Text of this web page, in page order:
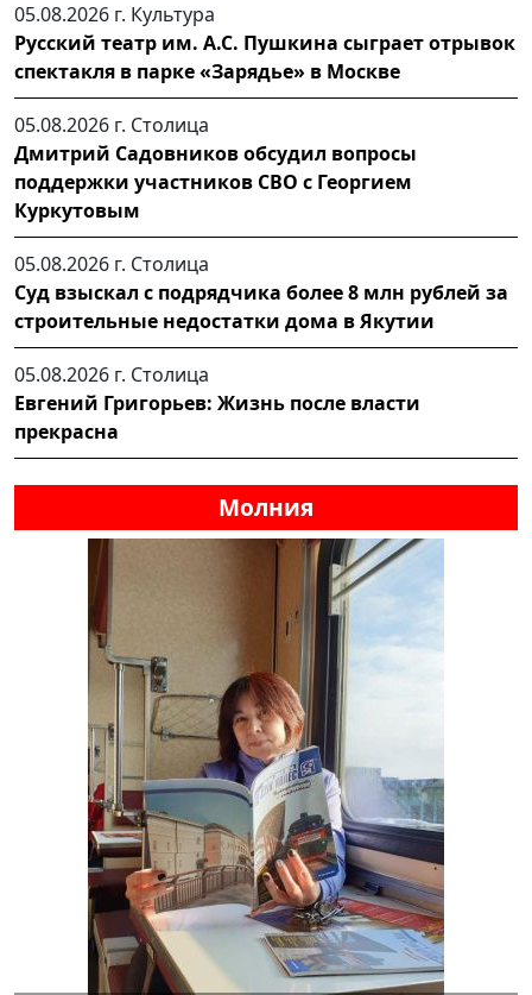
05.08.2026 г. Культура
Русский театр им. А.С. Пушкина сыграет отрывок
спектакля в парке «Зарядье» в Москве
05.08.2026 г. Столица
Дмитрий Садовников обсудил вопросы
поддержки участников СВО с Георгием
Куркутовым
05.08.2026 г. Столица
Суд взыскал с подрядчика более 8 млн рублей за
строительные недостатки дома в Якутии
05.08.2026 г. Столица
Евгений Григорьев: Жизнь после власти
прекрасна
Молния